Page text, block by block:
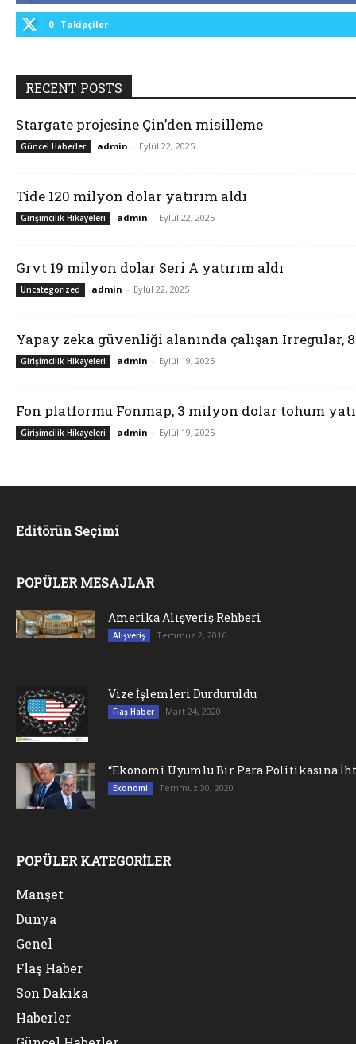
0 Takipçiler
RECENT POSTS
Stargate projesine Çin’den misilleme
Güncel Haberler admin - Eylül 22, 2025
Tide 120 milyon dolar yatırım aldı
Girişimcilik Hikayeleri admin - Eylül 22, 2025
Grvt 19 milyon dolar Seri A yatırım aldı
Uncategorized admin - Eylül 22, 2025
Yapay zeka güvenliği alanında çalışan Irregular,
Girişimcilik Hikayeleri admin - Eylül 19, 2025
Fon platformu Fonmap, 3 milyon dolar tohum
Girişimcilik Hikayeleri admin - Eylül 19, 2025
Editörün Seçimi
POPÜLER MESAJLAR
Amerika Alışveriş Rehberi
Alışveriş Temmuz 2, 2016
Vize İşlemleri Durduruldu
Flaş Haber Mart 24, 2020
“Ekonomi Uyumlu Bir Para Politikasına
Ekonomi Temmuz 30, 2020
POPÜLER KATEGORİLER
Manşet
Dünya
Genel
Flaş Haber
Son Dakika
Haberler